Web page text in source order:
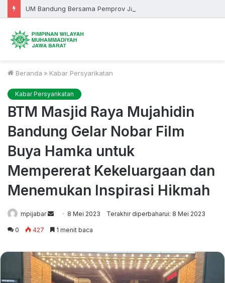
Beranda » Kabar Persyarikatan
Kabar Persyarikatan
BTM Masjid Raya Mujahidin
Bandung Gelar Nobar Film
Buya Hamka untuk
Mempererat Kekeluargaan dan
Menemukan Inspirasi Hikmah
mpijabar
Send
an
8 Mei 2023 Terakhir diperbaharui: 8 Mei 2023
0 427 1 menit baca